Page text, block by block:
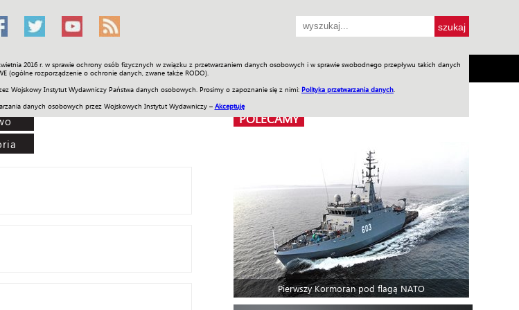
2016 r. w sprawie ochrony osób fizycznych w związku z przetwarzaniem danych osobowych i w sprawie swobodnego przepływu takich danych
(ogólne rozporządzenie o ochronie danych, zwane także RODO).
Wojskowy Instytut Wydawniczy Państwa danych osobowych. Prosimy o zapoznanie się z nimi: Polityka przetwarzania danych
danych osobowych przez Wojskowych Instytut Wydawniczy – Akceptuję
Sport Historia Galerie Wideo ENGLISH SKLEP Jednodniówki Praca w WIW
POLECAMY
Pierwszy Kormoran pod flagą NATO